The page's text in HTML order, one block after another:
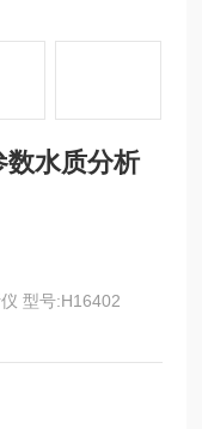
数水质分析
型号:H16402